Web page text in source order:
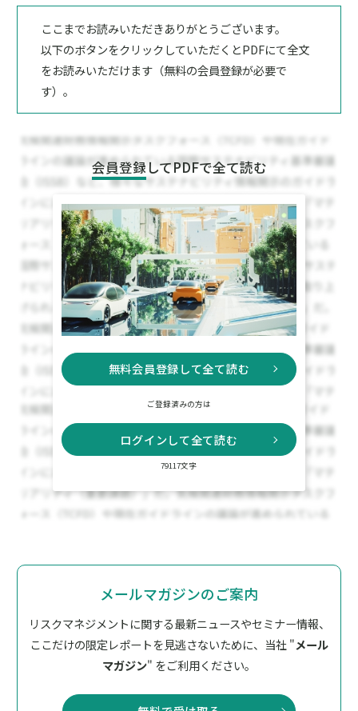
ここまでお読みいただきありがとうございます。
以下のボタンをクリックしていただくとPDFにて全文
をお読みいただけます（無料の会員登録が必要で
す）。
会員登録してPDFで全て読む
無料会員登録して全て読む
ご登録済みの方は
ログインして全て読む
79117文字
メールマガジンのご案内
リスクマネジメントに関する最新ニュースやセミナー情報、
ここだけの限定レポートを見逃さないために、 当社 "メール
マガジン" をご利用ください。